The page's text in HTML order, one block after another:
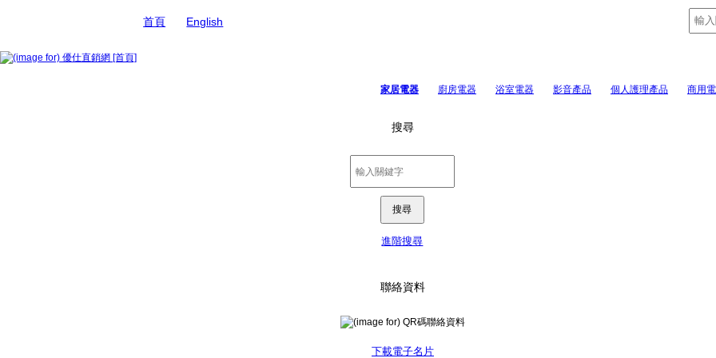
首頁 English
家居電器 廚房電器 浴室電器 影音產品 個人護理產品 商用
搜尋
進階搜尋
聯絡資料
下載電子名片